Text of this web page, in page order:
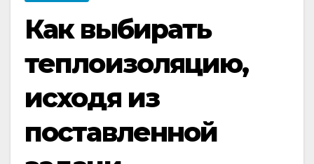
Как выбирать
теплоизоляцию,
исходя из
поставленной